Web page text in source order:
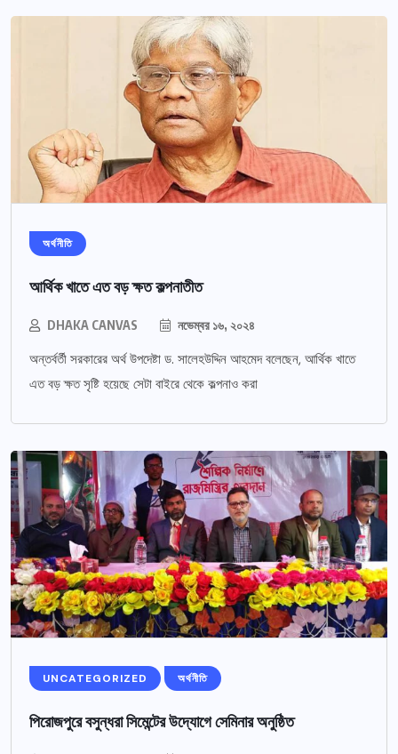
অর্থনীতি
আর্থিক খাতে এত বড় ক্ষত কল্পনাতীত
DHAKA CANVAS নভেম্বর ১৬, ২০২৪
অন্তর্বর্তী সরকারের অর্থ উপদেষ্টা ড. সালেহউদ্দিন আহমেদ বলেছেন, আর্থিক খাতে
এত বড় ক্ষত সৃষ্টি হয়েছে সেটা বাইরে থেকে কল্পনাও করা
UNCATEGORIZED অর্থনীতি
পিরোজপুরে বসুন্ধরা সিমেন্টের উদ্যোগে সেমিনার অনুষ্ঠিত